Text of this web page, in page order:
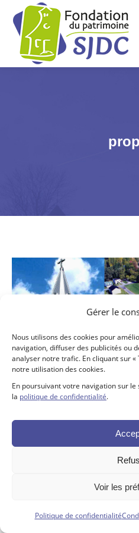
Gérer le
Nous utilisons des cookies pour
navigation, diffuser des publicités ou
analyser notre trafic. En cliquant sur «
notre utilisation des cookies.
En poursuivant votre navigation sur
la politique de confidentialité.
Voir les
Politique de confidentialité